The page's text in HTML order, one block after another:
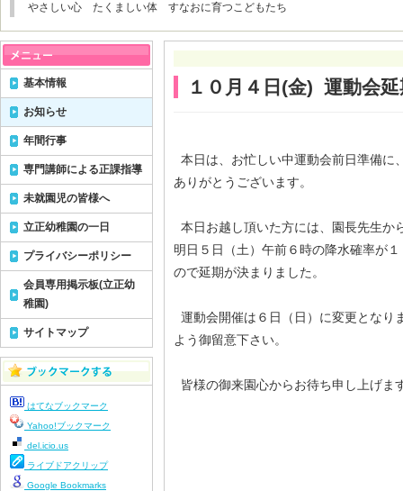
やさしい心 たくましい体 すなおに育つこどもたち
１０月４日(金) 運動会
本日は、お忙しい中運動会前日準備に
ありがとうございます。
本日お越し頂いた方には、園長先生か
明日５日（土）午前６時の降水確率が
ので延期が決まりました。
運動会開催は６日（日）に変更となり
よう御留意下さい。
皆様の御来園心からお待ち申し上げま
基本情報
お知らせ
年間行事
専門講師による正課指導
未就園児の皆様へ
立正幼稚園の一日
プライバシーポリシー
会員専用掲示板(立正幼
稚園)
サイトマップ
はてなブックマーク
Yahoo!ブックマーク
del.icio.us
ライブドアクリップ
Google Bookmarks